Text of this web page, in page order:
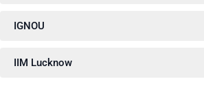
IGNOU
IIM Lucknow